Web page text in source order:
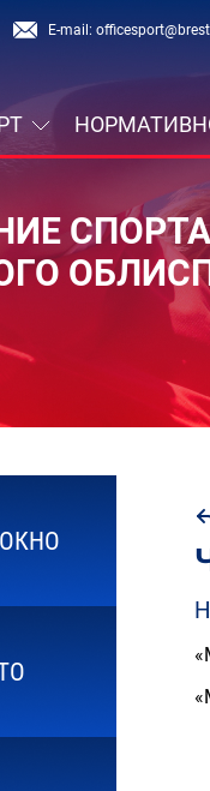
E-mail:
СПОРТА